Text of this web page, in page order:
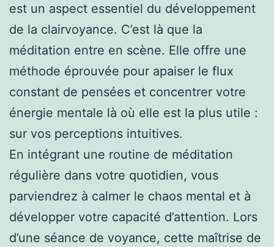
est un aspect essentiel du développement
de la clairvoyance. C’est là que la
méditation entre en scène. Elle offre une
méthode éprouvée pour apaiser le flux
constant de pensées et concentrer votre
énergie mentale là où elle est la plus utile :
sur vos perceptions intuitives.
En intégrant une routine de méditation
régulière dans votre quotidien, vous
parviendrez à calmer le chaos mental et à
développer votre capacité d’attention. Lors
d’une séance de voyance, cette maîtrise de